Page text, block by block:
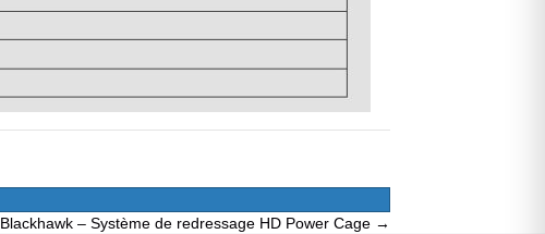
Blackhawk – Système de redressage HD Power Cage →